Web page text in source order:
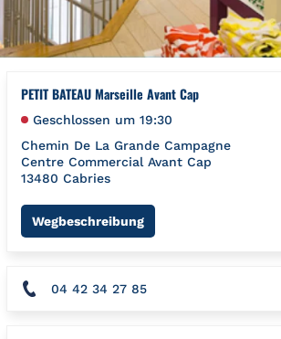
PETIT BATEAU Marseille Avant Cap
Geschlossen um 19:30
Chemin De La Grande Campagne
Centre Commercial Avant Cap
13480 Cabries
WegbeschreibungLink Opens in New Tab
04 42 34 27 85